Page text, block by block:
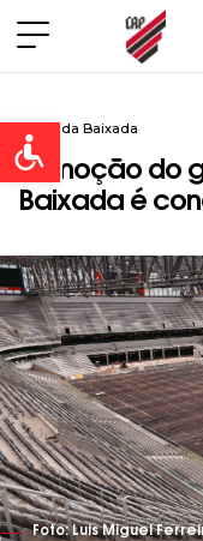
Open toolbar
Arena da Baixada
Remoção do
Baixada é
Foto: Luis Miguel